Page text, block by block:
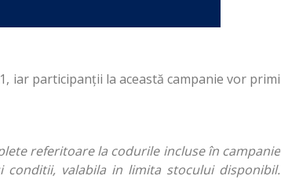
iar participanţii la această campanie vor primi
referitoare la codurile incluse în campanie
conditii, valabila in limita stocului disponibil.